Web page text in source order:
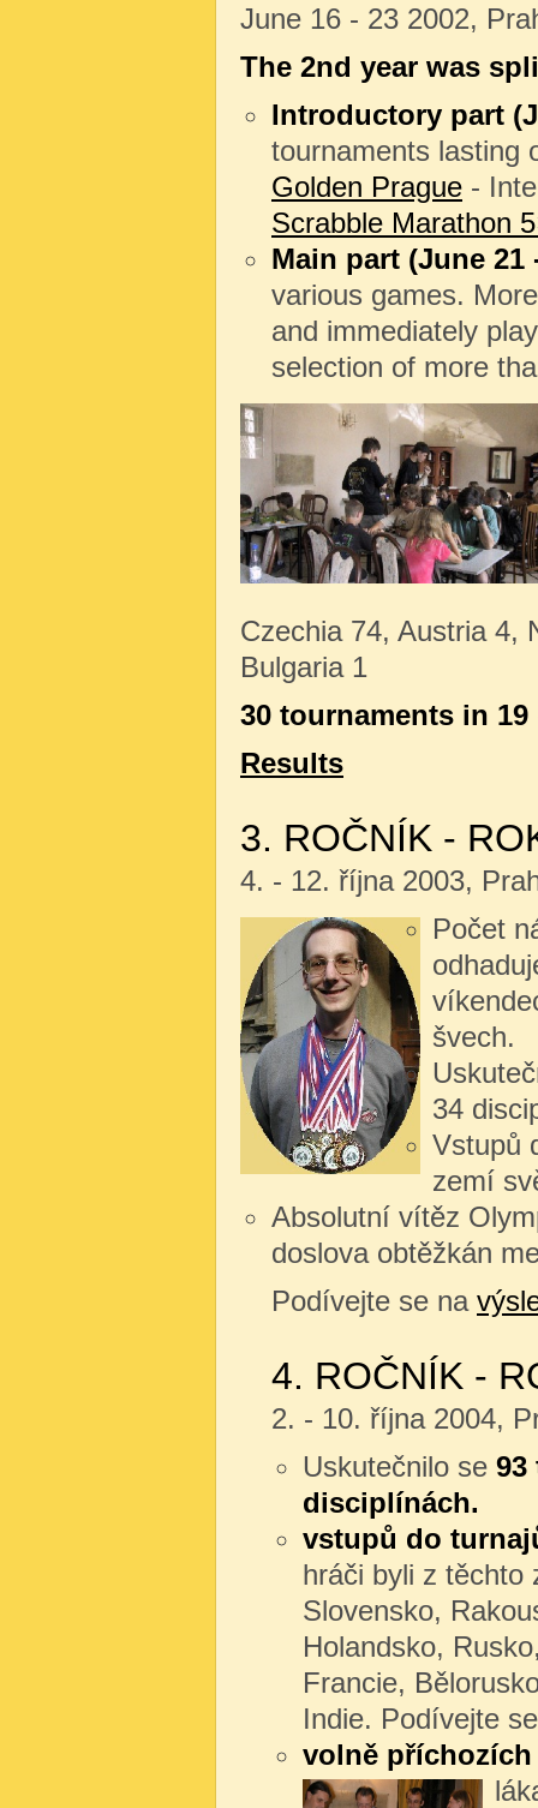
June 16 - 23 2002,
The 2nd year was
Introductory part
tournaments lasting
Golden Prague -
Scrabble Marathon
Main part (June 21
various games.
and immediately
selection of more
Czechia 74, Austria 4,
Bulgaria 1
30 tournaments in 19
Results
3. ROČNÍK -
4. - 12. října 2003,
Počet
švech.
34
Vstupů
zemí
Absolutní vítěz
doslova obtěžkán
Podívejte se na
4. ROČNÍK -
2. - 10. října 2004,
Uskutečnilo se 93
disciplínách.
vstupů do
hráči byli z těchto
Slovensko,
Holandsko,
Francie,
Indie. Podívejte
volně